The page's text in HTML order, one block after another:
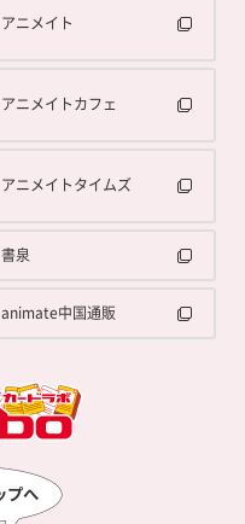
アニメイト
アニメイトカフェ
アニメイトタイムズ
書泉
animate中国通販